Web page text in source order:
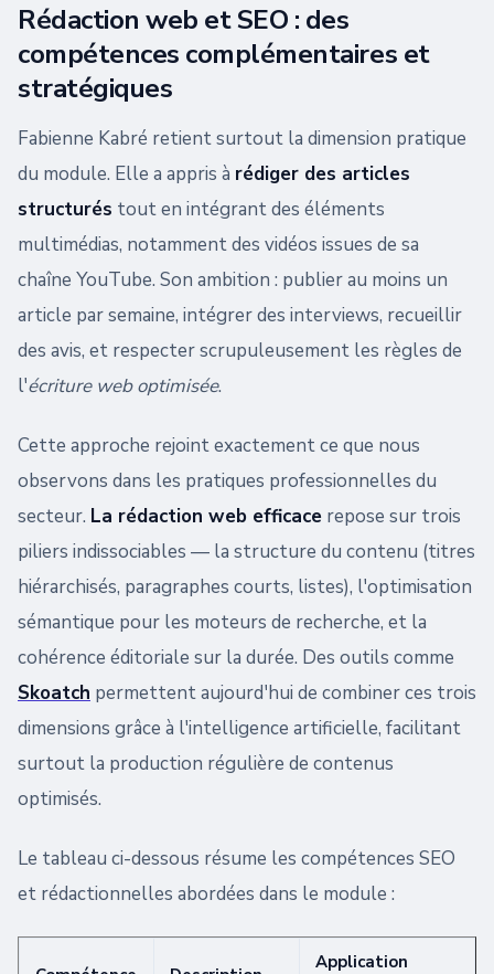
Rédaction web et SEO : des
compétences complémentaires et
stratégiques
Fabienne Kabré retient surtout la dimension pratique
du module. Elle a appris à rédiger des articles
structurés tout en intégrant des éléments
multimédias, notamment des vidéos issues de sa
chaîne YouTube. Son ambition : publier au moins un
article par semaine, intégrer des interviews, recueillir
des avis, et respecter scrupuleusement les règles de
l'écriture web optimisée.
Cette approche rejoint exactement ce que nous
observons dans les pratiques professionnelles du
secteur. La rédaction web efficace repose sur trois
piliers indissociables — la structure du contenu (titres
hiérarchisés, paragraphes courts, listes), l'optimisation
sémantique pour les moteurs de recherche, et la
cohérence éditoriale sur la durée. Des outils comme
Skoatch permettent aujourd'hui de combiner ces trois
dimensions grâce à l'intelligence artificielle, facilitant
surtout la production régulière de contenus
optimisés.
Le tableau ci-dessous résume les compétences SEO
et rédactionnelles abordées dans le module :
Application